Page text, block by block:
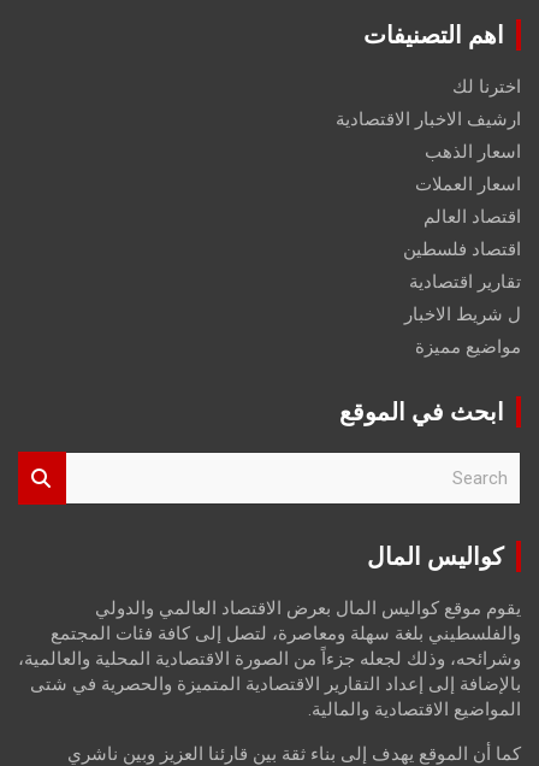
اهم التصنيفات
اخترنا لك
ارشيف الاخبار الاقتصادية
اسعار الذهب
اسعار العملات
اقتصاد العالم
اقتصاد فلسطين
تقارير اقتصادية
ل شريط الاخبار
مواضيع مميزة
ابحث في الموقع
r
كواليس المال
يقوم موقع كواليس المال بعرض الاقتصاد العالمي والدولي
والفلسطيني بلغة سهلة ومعاصرة، لتصل إلى كافة فئات المجتمع
وشرائحه، وذلك لجعله جزءاً من الصورة الاقتصادية المحلية والعالمية،
بالإضافة إلى إعداد التقارير الاقتصادية المتميزة والحصرية في شتى
المواضيع الاقتصادية والمالية.
كما أن الموقع يهدف إلى بناء ثقة بين قارئنا العزيز وبين ناشري